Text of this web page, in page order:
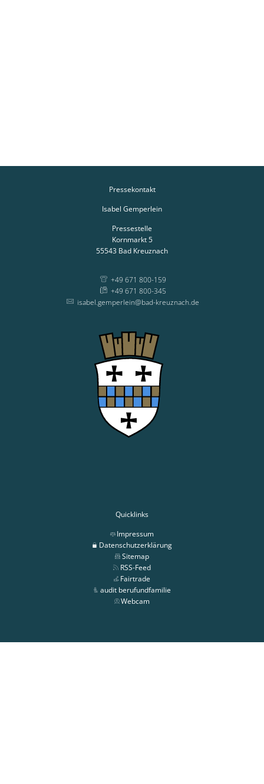
Pressekontakt
Isabel Gemperlein
Pressestelle
Kornmarkt 5
55543 Bad Kreuznach
+49 671 800-159
+49 671 800-345
isabel.gemperlein@bad-kreuznach.de
Quicklinks
Impressum
Datenschutzerklärung
Sitemap
RSS-Feed
Fairtrade
audit berufundfamilie
Webcam